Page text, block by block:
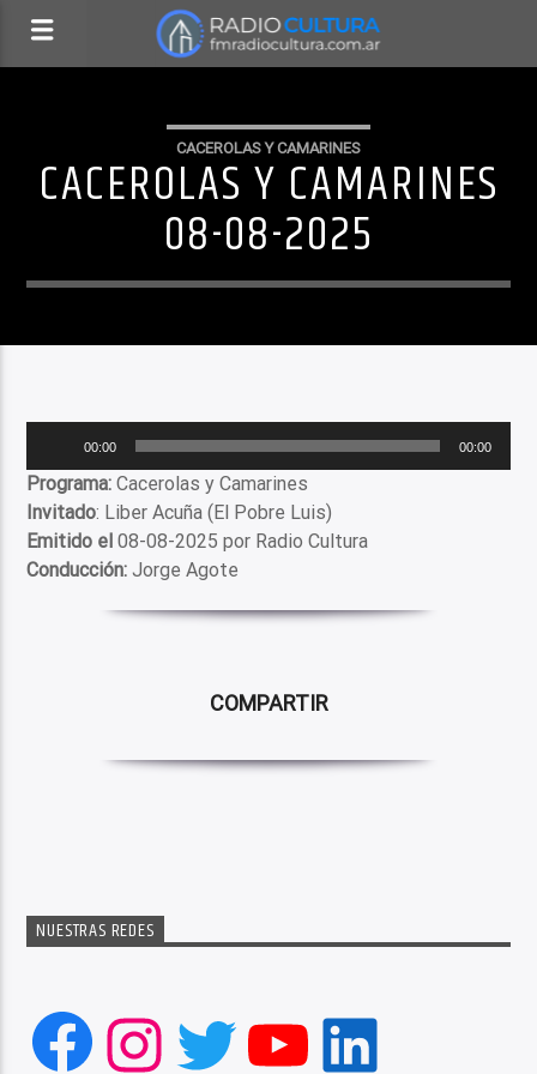
CACEROLAS Y CAMARINES
CACEROLAS Y CAMARINES
08-08-2025
audio
00:00 00:00
Programa: Cacerolas y Camarines
Invitado: Liber Acuña (El Pobre Luis)
Emitido el 08-08-2025 por Radio Cultura
Conducción: Jorge Agote
COMPARTIR
NUESTRAS REDES
Facebook
Instagram
Twitter
YouTube
LinkedIn